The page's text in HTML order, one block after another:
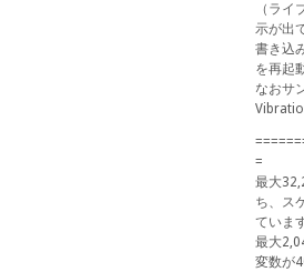
（ラ
示が出
書き込
を再起
なおサ
=
最大
ち、ス
ていま
最大
変数が